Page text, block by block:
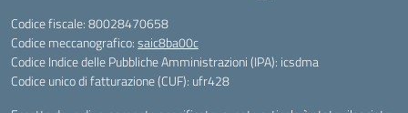
Codice fiscale: 80028470658
Codice meccanografico:saic8ba00c
Codice Indice delle Pubbliche Amministrazioni (IPA): icsdma
Codice unico di fatturazione (CUF): ufr428